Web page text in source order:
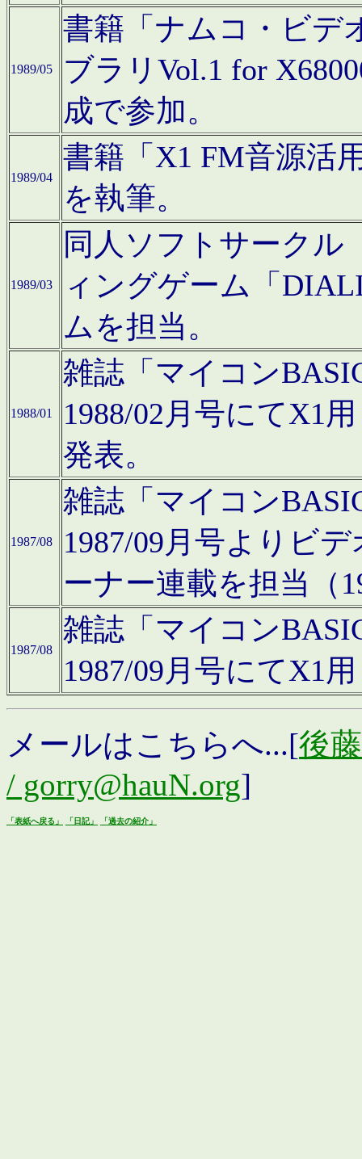
1989/05
書籍「ナムコ・ビデ
ブラリVol.1 for
成で参加。
1989/04
書籍「X1 FM音源活
を執筆。
1989/03
同人ソフトサークル
ィングゲーム「
ムを担当。
1988/01
雑誌「マイコン
1988/02月号にてX1
発表。
1987/08
雑誌「マイコン
1987/09月号よりビ
ーナー連載を担当（
1987/08
雑誌「マイコン
1987/09月号にてX1
メールはこちらへ...[後
/ gorry@hauN.org]
「表紙へ戻る」 「日記」 「過去の紹介」